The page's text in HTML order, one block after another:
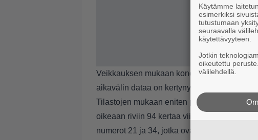
Veikkauksen mukaan koneet ovat olleet
aikavälin dataa on kertynyt useista
Tilastojen mukaan eniten päänumerona
oikeaan riviin 94 kertaa viimeisen
numerot 21 ja 34, jotka ovat kumpikin
Käytämme
esimerkiksi
tutustumaan
seuraavalla
käytettävyyteen.
Jotkin
oikeutettu
välilehdellä.